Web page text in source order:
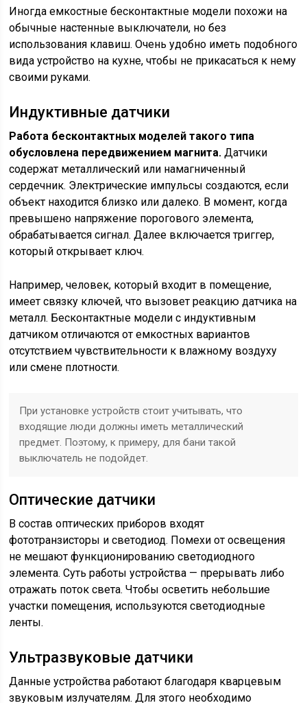
Иногда емкостные бесконтактные модели похожи на
обычные настенные выключатели, но без
использования клавиш. Очень удобно иметь подобного
вида устройство на кухне, чтобы не прикасаться к нему
своими руками.
Индуктивные датчики
Работа бесконтактных моделей такого типа
обусловлена передвижением магнита. Датчики
содержат металлический или намагниченный
сердечник. Электрические импульсы создаются, если
объект находится близко или далеко. В момент, когда
превышено напряжение порогового элемента,
обрабатывается сигнал. Далее включается триггер,
который открывает ключ.
Например, человек, который входит в помещение,
имеет связку ключей, что вызовет реакцию датчика на
металл. Бесконтактные модели с индуктивным
датчиком отличаются от емкостных вариантов
отсутствием чувствительности к влажному воздуху
или смене плотности.
При установке устройств стоит учитывать, что
входящие люди должны иметь металлический
предмет. Поэтому, к примеру, для бани такой
выключатель не подойдет.
Оптические датчики
В состав оптических приборов входят
фототранзисторы и светодиод. Помехи от освещения
не мешают функционированию светодиодного
элемента. Суть работы устройства — прерывать либо
отражать поток света. Чтобы осветить небольшие
участки помещения, используются светодиодные
ленты.
Ультразвуковые датчики
Данные устройства работают благодаря кварцевым
звуковым излучателям. Для этого необходимо